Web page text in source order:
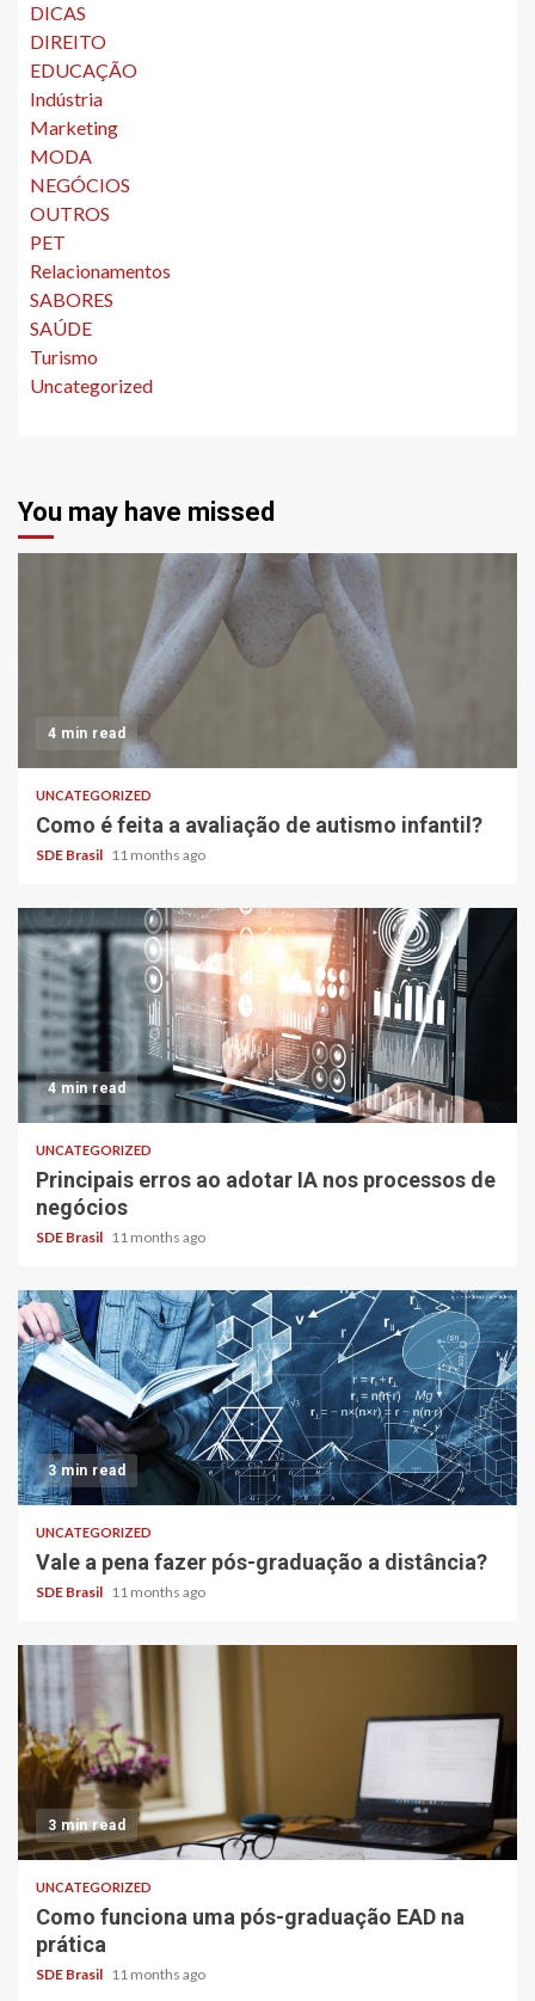
DICAS
DIREITO
EDUCAÇÃO
Indústria
Marketing
MODA
NEGÓCIOS
OUTROS
PET
Relacionamentos
SABORES
SAÚDE
Turismo
Uncategorized
You may have missed
4 min read
UNCATEGORIZED
Como é feita a avaliação de autismo infantil?
SDE Brasil 11 months ago
4 min read
UNCATEGORIZED
Principais erros ao adotar IA nos processos de
negócios
SDE Brasil 11 months ago
3 min read
UNCATEGORIZED
Vale a pena fazer pós-graduação a distância?
SDE Brasil 11 months ago
3 min read
UNCATEGORIZED
Como funciona uma pós-graduação EAD na
prática
SDE Brasil 11 months ago